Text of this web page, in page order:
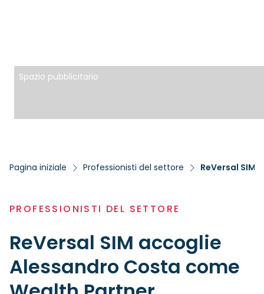
Spazio pubblicitario
Pagina iniziale Professionisti del settore ReVersal SIM
PROFESSIONISTI DEL SETTORE
ReVersal SIM accoglie
Alessandro Costa come